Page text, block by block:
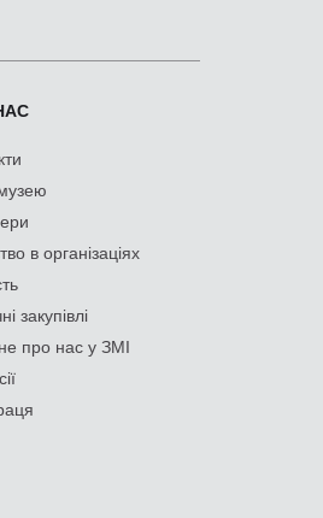
в організаціях
закупівлі
про нас у ЗМІ